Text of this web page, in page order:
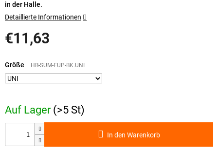
€11,63
Auf Lager (>5 St)
Größe HB-SUM-EUP-BK.UNI
In den Warenkorb
in der Halle.
Detaillierte Informationen